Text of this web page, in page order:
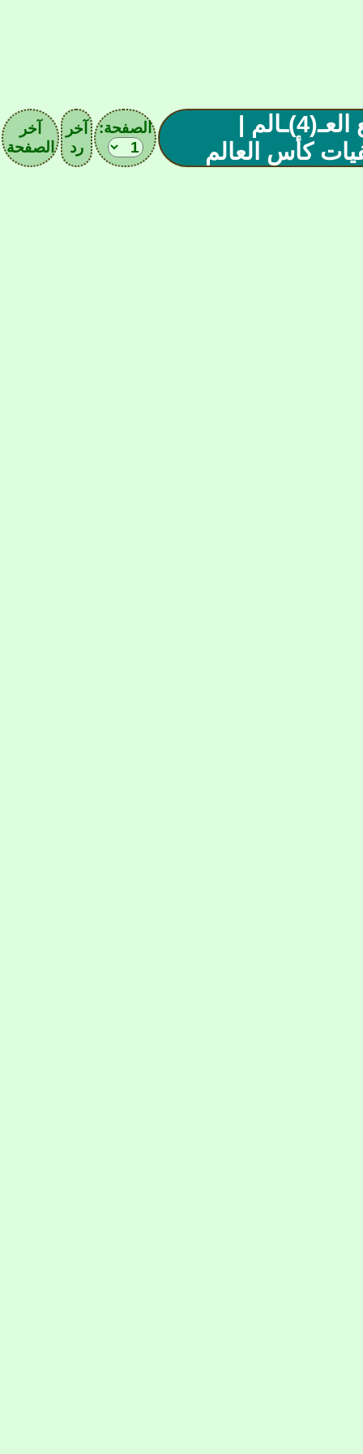
مل(685)ـحق أسود الأطلس - رابع العـ(4)ـالم |
كأس العالم
الصفحة:
آخر
رد
آخر
الصفحة